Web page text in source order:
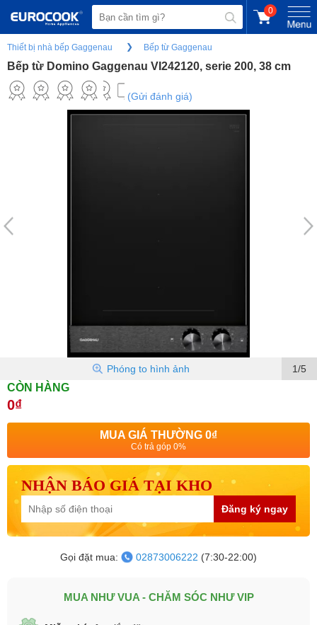
0
Thiết bị nhà bếp Gaggenau Bếp từ Gaggenau
Bếp từ Domino Gaggenau VI242120, serie 200, 38 cm
(Gửi đánh giá)
1/5
Phóng to hình ảnh
CÒN HÀNG
0₫
MUA GIÁ THƯỜNG 0₫
Có trả góp 0%
NHẬN BÁO GIÁ TẠI KHO
Đăng ký ngay
Gọi đặt mua: 02873006222 (7:30-22:00)
MUA NHƯ VUA - CHĂM SÓC NHƯ VIP